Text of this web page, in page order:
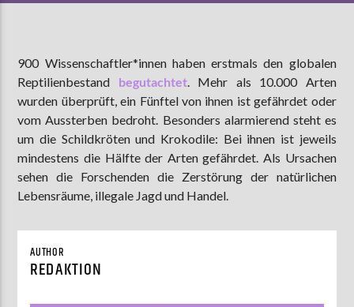
GIRL CRUSH
NOA DEAR
AKTUELLE SENDUNG
MOEBIUS
00:00 09:00
ZU HÖREN IN
900 Wissenschaftler*innen haben erstmals den globalen
Reptilienbestand begutachtet. Mehr als 10.000 Arten
wurden überprüft, ein Fünftel von ihnen ist gefährdet oder
vom Aussterben bedroht. Besonders alarmierend steht es
um die Schildkröten und Krokodile: Bei ihnen ist jeweils
mindestens die Hälfte der Arten gefährdet. Als Ursachen
sehen die Forschenden die Zerstörung der natürlichen
Lebensräume, illegale Jagd und Handel.
AUTHOR
REDAKTION